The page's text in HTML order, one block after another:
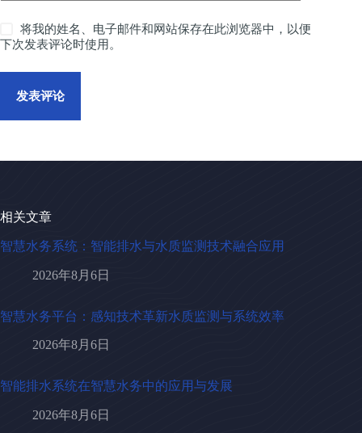
将我的姓名、电子邮件和网站保存在此浏览器中，以便
下次发表评论时使用。
发表评论
相关文章
智慧水务系统：智能排水与水质监测技术融合应用
2026年8月6日
智慧水务平台：感知技术革新水质监测与系统效率
2026年8月6日
智能排水系统在智慧水务中的应用与发展
2026年8月6日